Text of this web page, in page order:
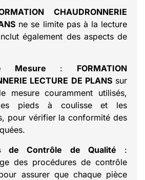
CHAUDRONNERIE
ne se limite pas à la lecture
également des aspects de
Mesure : FORMATION
LECTURE DE PLANSsur
mesure couramment utilisés,
pieds à coulisse et les
pour vérifier la conformité des
de Contrôle de Qualité :
des procédures de contrôle
assurer que chaque pièce